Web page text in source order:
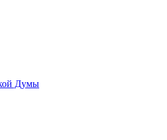
Думы